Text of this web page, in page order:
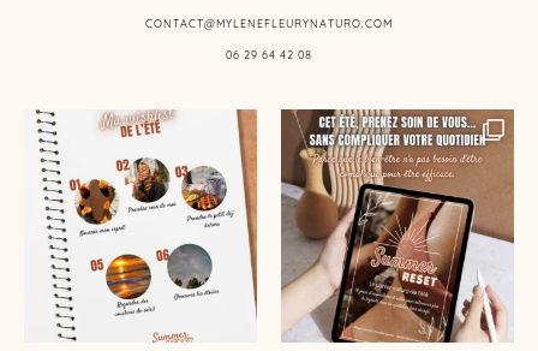
CONTACT@MYLENEFLEURYNATURO.COM
06 29 64 42 08